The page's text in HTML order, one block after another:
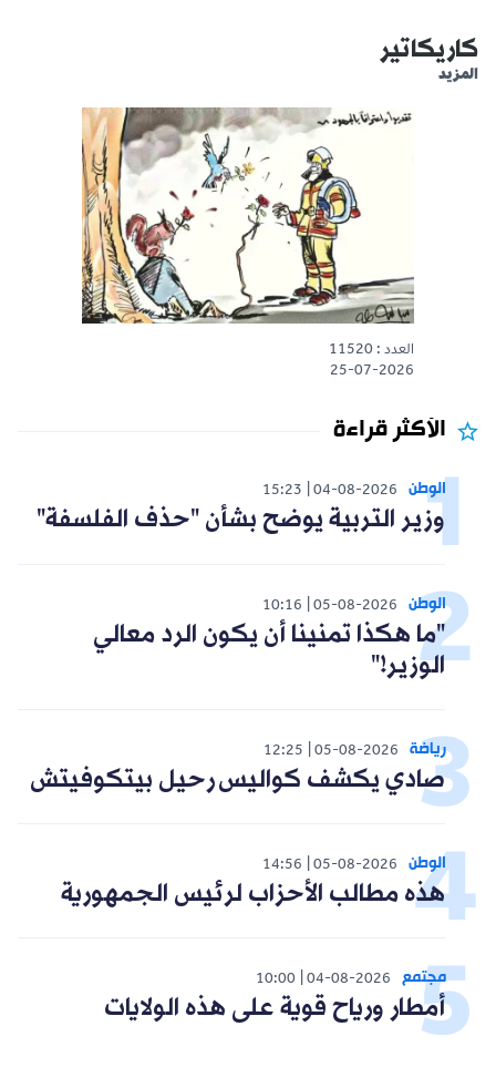
كاريكاتير
المزيد
العدد : 11520
25-07-2026
الأكثر قراءة
الوطن 04-08-2026
15:23
وزير التربية يوضح بشأن "حذف الفلسفة"
الوطن 05-08-2026
10:16
"ما هكذا تمنينا أن يكون الرد معالي
الوزير!"
رياضة 05-08-2026
12:25
صادي يكشف كواليس رحيل بيتكوفيتش
الوطن 05-08-2026
14:56
هذه مطالب الأحزاب لرئيس الجمهورية
مجتمع 04-08-2026
10:00
أمطار ورياح قوية على هذه الولايات